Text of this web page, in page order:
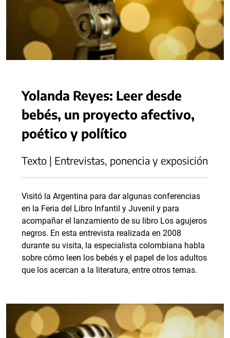
Yolanda Reyes: Leer desde
bebés, un proyecto afectivo,
poético y político
Texto | Entrevistas, ponencia y exposición
Visitó la Argentina para dar algunas conferencias
en la Feria del Libro Infantil y Juvenil y para
acompañar el lanzamiento de su libro Los agujeros
negros. En esta entrevista realizada en 2008
durante su visita, la especialista colombiana habla
sobre cómo leen los bebés y el papel de los adultos
que los acercan a la literatura, entre otros temas.